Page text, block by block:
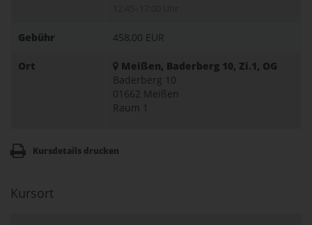
Gebühr 458,00 EUR
Ort
Meißen, Baderberg 10, Zi.1, OG
Baderberg 10
01662 Meißen
Raum 1
Kursdetails drucken
Kursort